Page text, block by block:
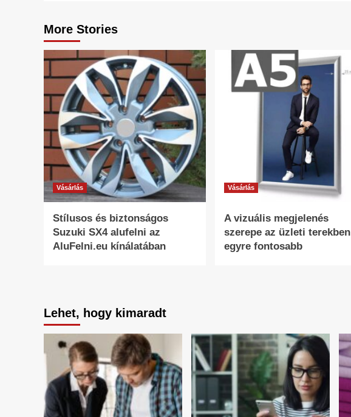
More Stories
Vásárlás
Stílusos és biztonságos
Suzuki SX4 alufelni az
AluFelni.eu kínálatában
Vásárlás
A vizuális megjelenés
szerepe az üzleti terekben
egyre fontosabb
Lehet, hogy kimaradt